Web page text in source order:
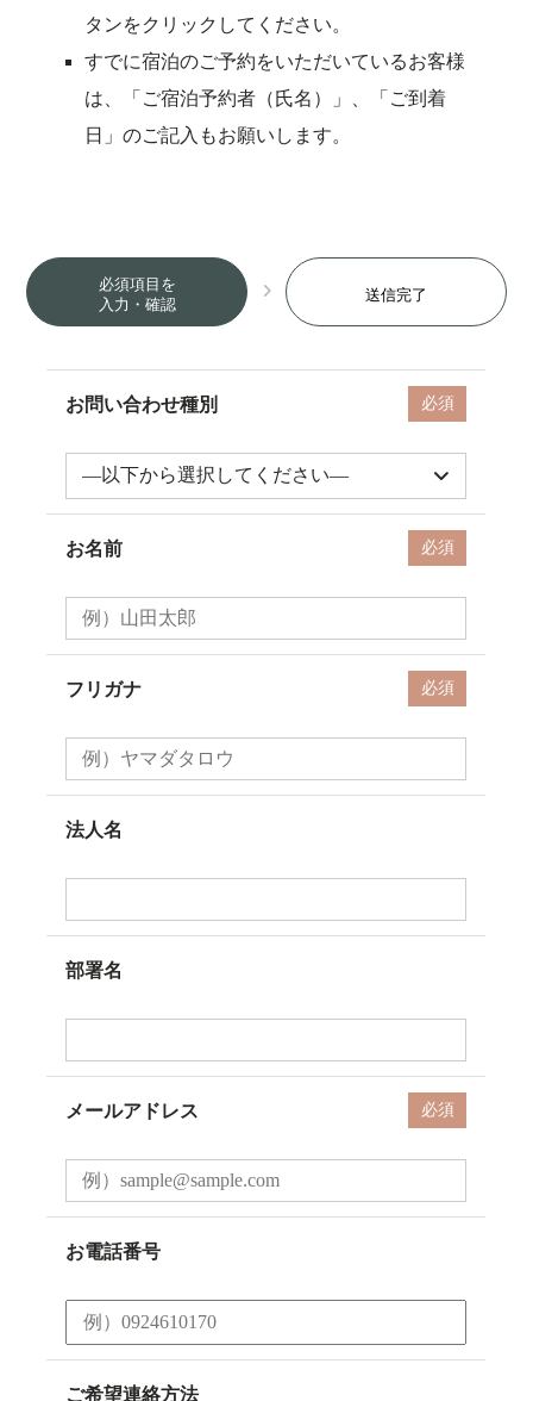
ウ
で
開
き
で
開
き
ま
き
ま
す
）
タンをクリックしてください。
すでに宿泊のご予約をいただいているお客様
は、「ご宿泊予約者（氏名）」、「ご到着
日」のご記入もお願いします。
必須項目を
入力・確認
送信完了
お問い合わせ種別 必須
お名前 必須
フリガナ 必須
法人名
部署名
メールアドレス 必須
お電話番号
ご希望連絡方法